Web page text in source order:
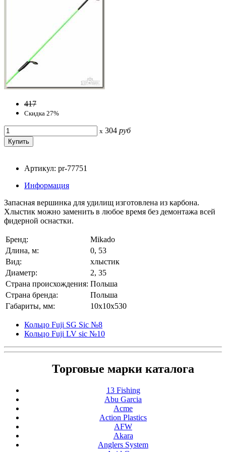
417
Скидка 27%
x 304 руб
Артикул: pr-77751
Информация
Запасная вершинка для удилищ изготовлена из карбона.
Хлыстик можно заменить в любое время без демонтажа всей
фидерной оснастки.
Бренд:
Mikado
Длина, м:
0, 53
Вид:
хлыстик
Диаметр:
2, 35
Страна происхождения: Польша
Страна бренда:
Польша
Габариты, мм:
10x10x530
Кольцо Fuji SG Sic №8
Кольцо Fuji LV sic №10
Торговые марки каталога
13 Fishing
Abu Garcia
Acme
Action Plastics
AFW
Akara
Anglers System